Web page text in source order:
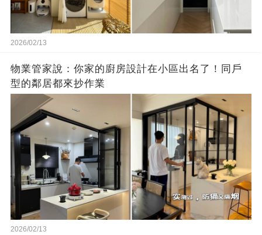
2026/02/13
物業管家說：你家的廚房設計在小區出名了！同戶
型的鄰居都來抄作業
2026/02/13